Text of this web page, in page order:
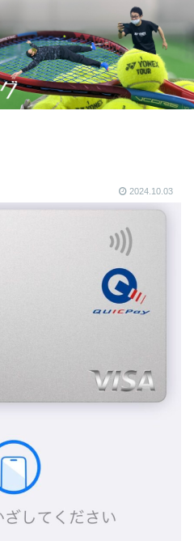
2024.10.03